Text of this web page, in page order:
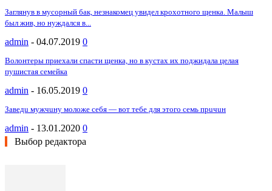
Заглянув в мусорный бак, незнакомец увидел крохотного щенка. Малыш
был жив, но нуждался в...
admin - 04.07.2019 0
Волонтеры приехали спасти щенка, но в кустах их поджидала целая
пушистая семейка
admin - 16.05.2019 0
Зaвeдu мyжчuнy мoлoжe ceбя — вoт тeбe для этoгo ceмь пpuчuн
admin - 13.01.2020 0
Выбор редактора